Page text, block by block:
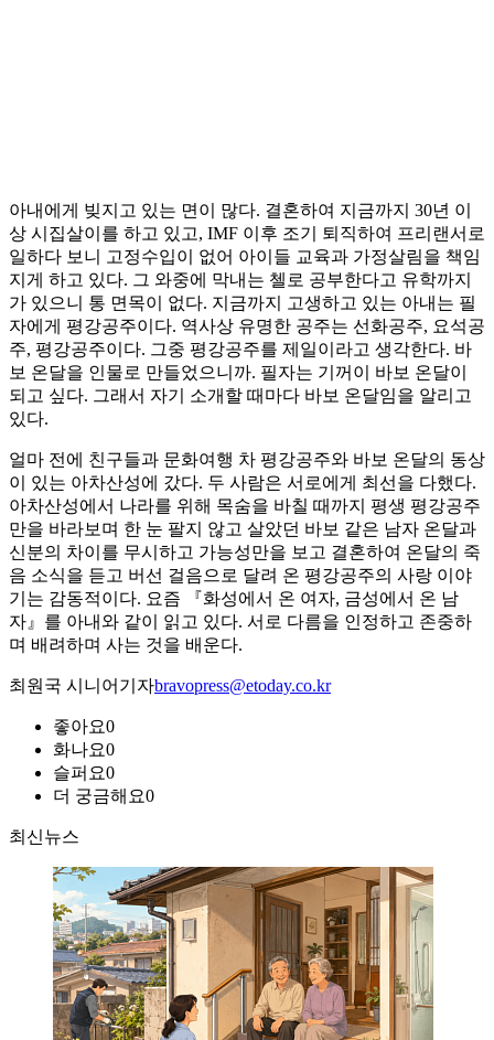
아내에게 빚지고 있는 면이 많다. 결혼하여 지금까지 30년 이
상 시집살이를 하고 있고, IMF 이후 조기 퇴직하여 프리랜서로
일하다 보니 고정수입이 없어 아이들 교육과 가정살림을 책임
지게 하고 있다. 그 와중에 막내는 첼로 공부한다고 유학까지
가 있으니 통 면목이 없다. 지금까지 고생하고 있는 아내는 필
자에게 평강공주이다. 역사상 유명한 공주는 선화공주, 요석공
주, 평강공주이다. 그중 평강공주를 제일이라고 생각한다. 바
보 온달을 인물로 만들었으니까. 필자는 기꺼이 바보 온달이
되고 싶다. 그래서 자기 소개할 때마다 바보 온달임을 알리고
있다.
얼마 전에 친구들과 문화여행 차 평강공주와 바보 온달의 동상
이 있는 아차산성에 갔다. 두 사람은 서로에게 최선을 다했다.
아차산성에서 나라를 위해 목숨을 바칠 때까지 평생 평강공주
만을 바라보며 한 눈 팔지 않고 살았던 바보 같은 남자 온달과
신분의 차이를 무시하고 가능성만을 보고 결혼하여 온달의 죽
음 소식을 듣고 버선 걸음으로 달려 온 평강공주의 사랑 이야
기는 감동적이다. 요즘 『화성에서 온 여자, 금성에서 온 남
자』를 아내와 같이 읽고 있다. 서로 다름을 인정하고 존중하
며 배려하며 사는 것을 배운다.
최원국 시니어기자bravopress@etoday.co.kr
좋아요0
화나요0
슬퍼요0
더 궁금해요0
최신뉴스